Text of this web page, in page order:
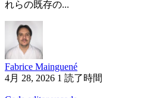
れらの既存の...
Fabrice Mainguené
4月 28, 2026 1 読了時間